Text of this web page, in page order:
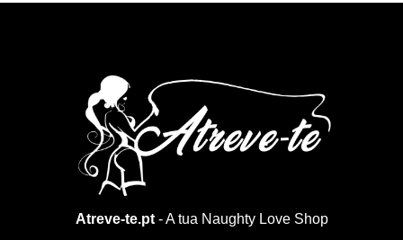
Atreve-te.pt- A tua Naughty Love Shop